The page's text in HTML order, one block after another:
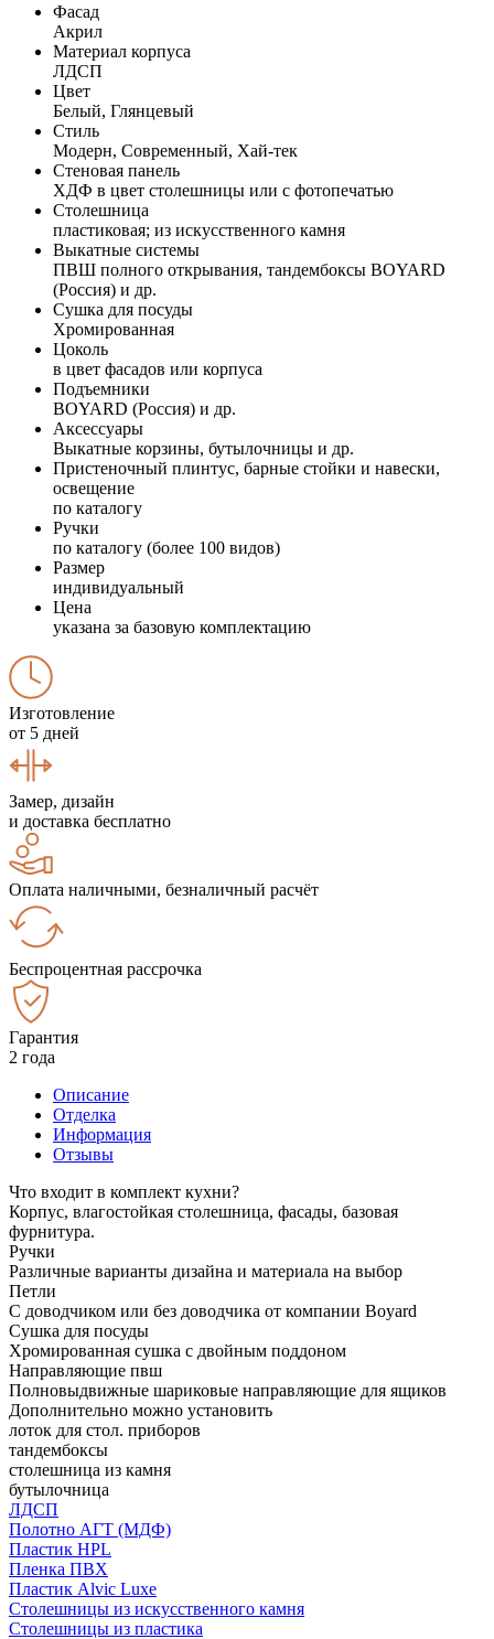
Фасад
Акрил
Материал корпуса
ЛДСП
Цвет
Белый, Глянцевый
Стиль
Модерн, Современный, Хай-тек
Стеновая панель
ХДФ в цвет столешницы или с фотопечатью
Столешница
пластиковая; из искусственного камня
Выкатные системы
ПВШ полного открывания, тандембоксы BOYARD
(Россия) и др.
Сушка для посуды
Хромированная
Цоколь
в цвет фасадов или корпуса
Подъемники
BOYARD (Россия) и др.
Аксессуары
Выкатные корзины, бутылочницы и др.
Пристеночный плинтус, барные стойки и навески,
освещение
по каталогу
Ручки
по каталогу (более 100 видов)
Размер
индивидуальный
Цена
указана за базовую комплектацию
Изготовление
от 5 дней
Замер, дизайн
и доставка бесплатно
Оплата наличными, безналичный расчёт
Беспроцентная рассрочка
Гарантия
2 года
Описание
Отделка
Информация
Отзывы
Что входит в комплект кухни?
Корпус, влагостойкая столешница, фасады, базовая
фурнитура.
Ручки
Различные варианты дизайна и материала на выбор
Петли
С доводчиком или без доводчика от компании Boyard
Сушка для посуды
Хромированная сушка с двойным поддоном
Направляющие пвш
Полновыдвижные шариковые направляющие для ящиков
Дополнительно можно установить
лоток для стол. приборов
тандембоксы
столешница из камня
бутылочница
ЛДСП
Полотно АГТ (МДФ)
Пластик HPL
Пленка ПВХ
Пластик Alvic Luxe
Столешницы из искусственного камня
Столешницы из пластика